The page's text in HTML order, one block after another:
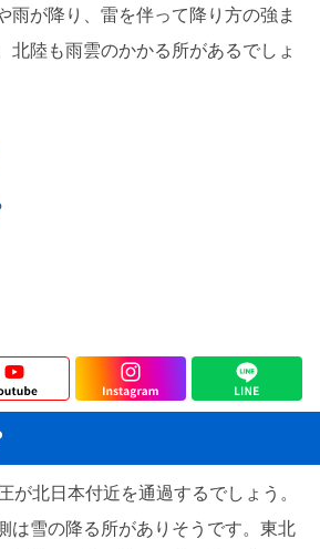
雨が降り、雷を伴って降り方の強ま
北陸も雨雲のかかる所があるでしょ
が北日本付近を通過するでしょう。
は雪の降る所がありそうです。東北